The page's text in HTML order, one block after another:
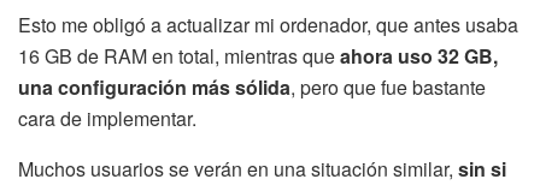
Esto me obligó a actualizar mi ordenador, que antes usaba
16 GB de RAM en total, mientras queahora uso 32 GB,
una configuración más sólida, pero que fue bastante
cara de implementar.
Muchos usuarios se verán en una situación similar, sin si